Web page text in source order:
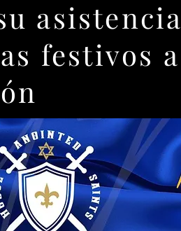
asistencia
festivos a